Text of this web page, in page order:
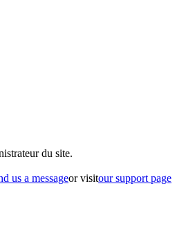
du site.
us a messageor visitour support page